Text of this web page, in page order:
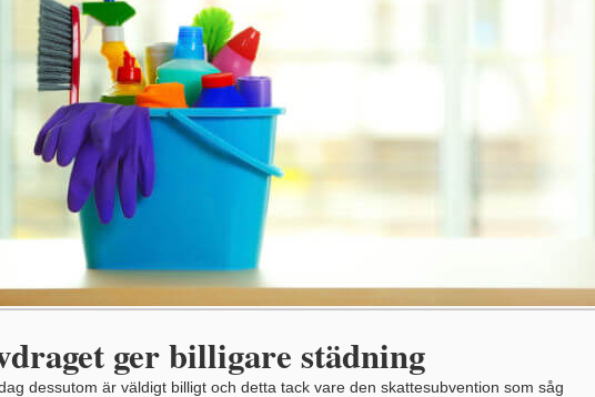
ger billigare städning
dessutom är väldigt billigt och detta tack vare den skattesubvention som såg